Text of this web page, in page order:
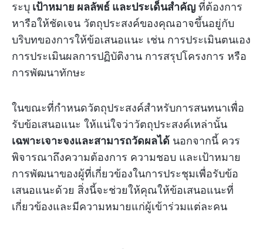
ระบุ เป้าหมาย ผลลัพธ์ และประเด็นสำคัญ ที่ต้องการ
หารือให้ชัดเจน วัตถุประสงค์ของคุณอาจขึ้นอยู่กับ
บริบทของการให้ข้อเสนอแนะ เช่น การประเมินตนเอง
การประเมินผลการปฏิบัติงาน การสรุปโครงการ หรือ
การพัฒนาทักษะ
ในขณะที่กำหนดวัตถุประสงค์สำหรับการสนทนาเพื่อ
รับข้อเสนอแนะ ให้แน่ใจว่าวัตถุประสงค์เหล่านั้น
เฉพาะเจาะจงและสามารถวัดผลได้ นอกจากนี้ ควร
พิจารณาถึงความต้องการ ความชอบ และเป้าหมาย
การพัฒนาของผู้ที่เกี่ยวข้องในการประชุมเพื่อรับข้อ
เสนอแนะด้วย สิ่งนี้จะช่วยให้คุณให้ข้อเสนอแนะที่
เกี่ยวข้องและมีความหมายแก่ผู้เข้าร่วมแต่ละคน